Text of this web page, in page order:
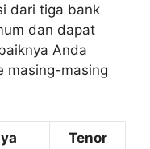
dari tiga bank
dan dapat
Anda
masing-masing
Tenor